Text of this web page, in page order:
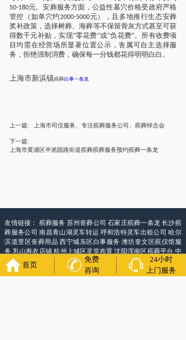
50-180元。安葬服务方面，公益性墓穴价格受政府严格
管控（如单穴约2000-5000元），且多地推行生态安葬
奖补政策，选择树葬、海葬等不保留骨灰方式甚至可获
得数千元补贴，实现“零花费”或“负花费” 。所有收费项
目均需在经营场所显著位置公示，丧属可自主选择服
务，拒绝强制消费，确保每一分钱都花得明明白白。
上海市新浜镇殡葬白事一条龙
上一篇: 上海市司仪服务、专注殡葬服务公司、殡葬悼念会
下一篇:
上海市黄浦区半淞园路街道殡葬殡葬服务预约殡葬一条龙
友情链接： 殡葬服务 苏州丧葬公司石家庄殡葬一条龙长沙殡
葬服务公司南昌青山湖灵车转运 呼和浩特灵车出租公司哈尔
滨道里区丧葬用品西宁城东区白事服务潍坊奎文区殡仪馆服
务 乳山寿衣店铺杭州上城区灵堂布置沈阳浑南区殡葬平台 中
国墓地网中国非急救转运网网站建设 中国殡葬一条龙网中国
救护车网葬花店 葬花服务网
首页
免费
咨询
24小时
上门服务